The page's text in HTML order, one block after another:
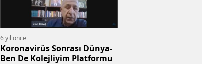
6 yıl önce
Koronavirüs Sonrası Dünya-
Ben De Kolejliyim Platformu